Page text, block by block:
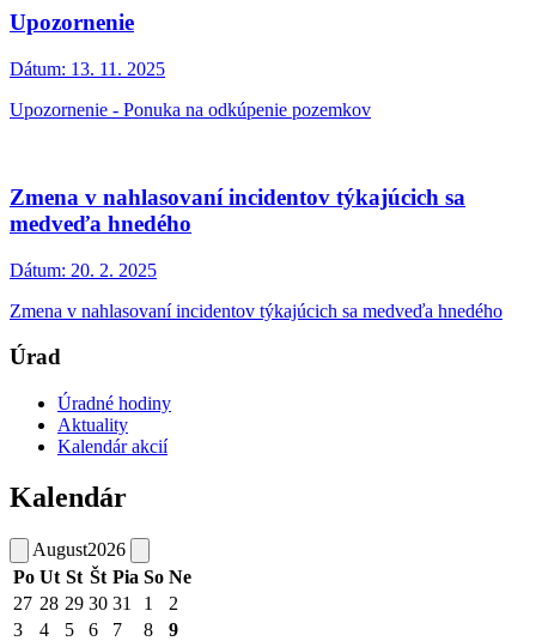
Upozornenie
Dátum: 13. 11. 2025
Upozornenie - Ponuka na odkúpenie pozemkov
Zmena v nahlasovaní incidentov týkajúcich sa
medveďa hnedého
Dátum: 20. 2. 2025
Zmena v nahlasovaní incidentov týkajúcich sa medveďa hnedého
Úrad
Úradné hodiny
Aktuality
Kalendár akcií
Kalendár
August2026
Po Ut St Št Pia So Ne
27 28 29 30 31 1
2
3
4 5 6 7 8
9